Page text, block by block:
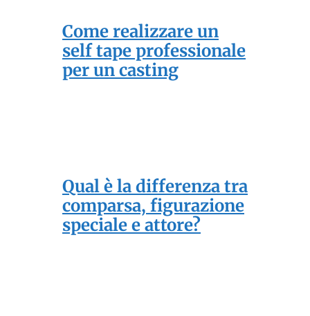
Come realizzare un
self tape professionale
per un casting
Qual è la differenza tra
comparsa, figurazione
speciale e attore?